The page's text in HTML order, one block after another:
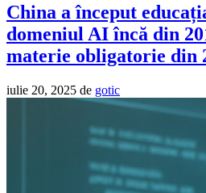
China a început
domeniul AI încă din
materie obligatorie din
iulie 20, 2025 de gotic